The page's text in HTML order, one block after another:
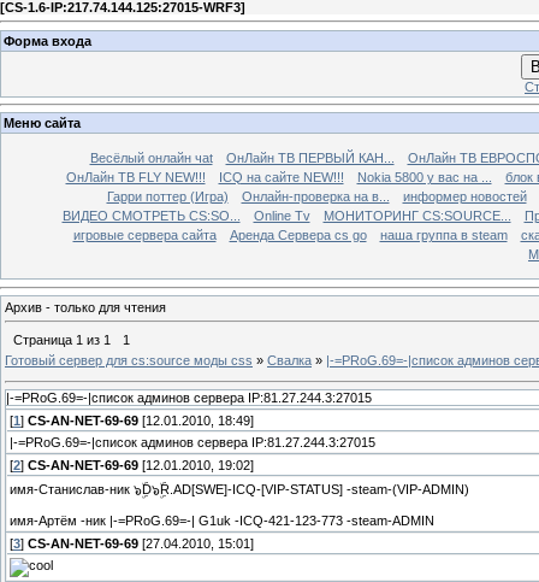
[CS-1.6-IP:217.74.144.125:27015-WRF3]
Форма входа
Меню сайта
Весёлый онлайн чаt ОнЛайн ТВ ПЕРВЫЙ КАН...
ОнЛайн ТВ
ОнЛайн ТВ FLY NEW!!!
ICQ на сайте NEW!!! Nokia 5800 у вас на ...
блок
Гарри поттер (Игра)
Онлайн-проверка на в...
информер новостей
ВИДЕО СМОТРЕТЬ CS:SO...
Online Tv МОНИТОРИНГ CS:SOURCE...
игровые сервера сайта
Аренда Сервера cs go наша группа в steam
Архив - только для чтения
Страница 1 из 1
1
Готовый сервер для cs:source моды css » Свалка » |-=PRoG.69=-|список админов
|-=PRoG.69=-|список админов сервера IP:81.27.244.3:27015
[1 ] CS-AN-NET-69-69 [12.01.2010, 18:49]
|-=PRoG.69=-|список админов сервера IP:81.27.244.3:27015
[2] CS-AN-NET-69-69 [12.01.2010, 19:02]
имя-Станислав-ник ๖ۣۜD๖ۣۜR.AD[SWE]-ICQ-[VIP-STATUS] -steam-(VIP-ADMIN)
имя-Артём -ник |-=PRoG.69=-| G1uk -ICQ-421-123-773 -steam-ADMIN
[3] CS-AN-NET-69-69 [27.04.2010, 15:01]